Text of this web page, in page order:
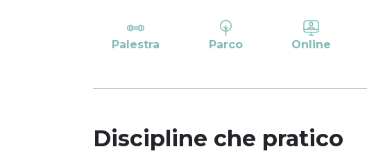
Palestra Parco Online
Discipline che pratico